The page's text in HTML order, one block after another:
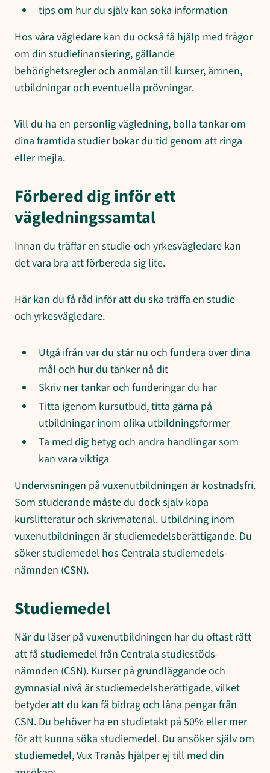
tips om hur du själv kan söka information
Hos våra vägledare kan du också få hjälp med frågor
om din studiefinansiering, gällande
behörighetsregler och anmälan till kurser, ämnen,
utbildningar och eventuella prövningar.
Vill du ha en personlig vägledning, bolla tankar om
dina framtida studier bokar du tid genom att ringa
eller mejla.
Förbered dig inför ett
vägledningssamtal
Innan du träffar en studie-och yrkesvägledare kan
det vara bra att förbereda sig lite.
Här kan du få råd inför att du ska träffa en studie-
och yrkesvägledare.
Utgå ifrån var du står nu och fundera över dina
mål och hur du tänker nå dit
Skriv ner tankar och funderingar du har
Titta igenom kursutbud, titta gärna på
utbildningar inom olika utbildningsformer
Ta med dig betyg och andra handlingar som
kan vara viktiga
Undervisningen på vuxenutbildningen är kostnadsfri.
Som studerande måste du dock själv köpa
kurslitteratur och skrivmaterial. Utbildning inom
vuxenutbildningen är studiemedels­berättigande. Du
söker studiemedel hos Centrala studiemedels­
nämnden (CSN).
Studiemedel
När du läser på vuxenutbildningen har du oftast rätt
att få studiemedel från Centrala studiestöds­
nämnden (CSN). Kurser på grundläggande och
gymnasial nivå är studiemedels­berättigade, vilket
betyder att du kan få bidrag och låna pengar från
CSN. Du behöver ha en studietakt på 50% eller mer
för att kunna söka studiemedel. Du ansöker själv om
studiemedel, Vux Tranås hjälper ej till med din